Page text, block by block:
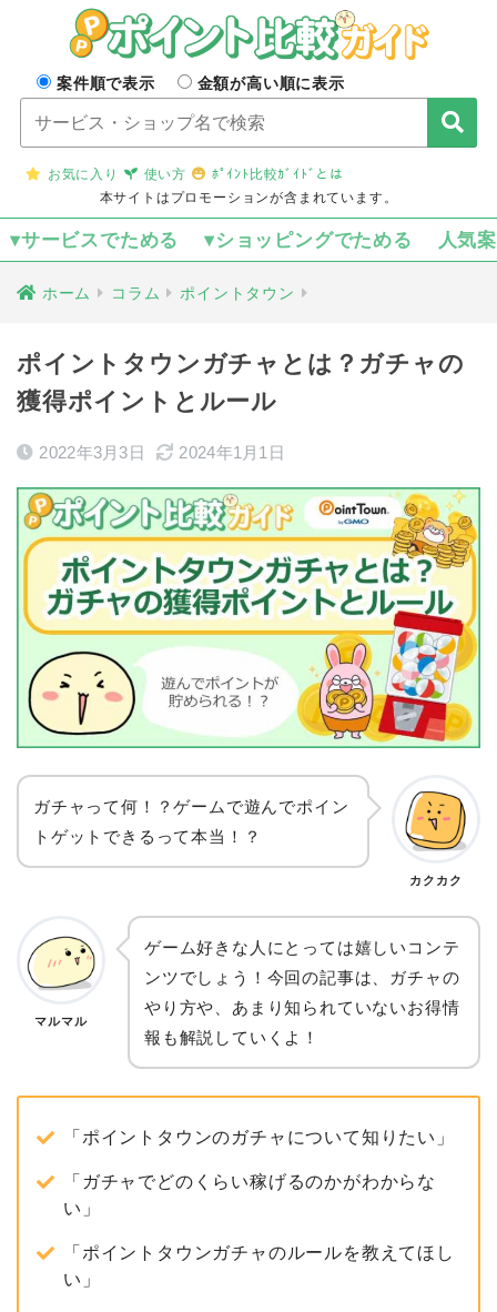
案件順で表示 金額が高い順に表示
お気に入り 使い方
ﾎﾟｲﾝﾄ比較ｶﾞｲﾄﾞとは
本サイトはプロモーションが含まれています。
▾サービスでためる ▾ショッピングでためる 人気
ホーム コラム ポイントタウン
ポイントタウンガチャとは？ガチャの
獲得ポイントとルール
2022年3月3日 2024年1月1日
ガチャって何！？ゲームで遊んでポイン
トゲットできるって本当！？
カクカク
マルマル
ゲーム好きな人にとっては嬉しいコンテ
ンツでしょう！今回の記事は、ガチャの
やり方や、あまり知られていないお得情
報も解説していくよ！
「ポイントタウンのガチャについて知りたい」
「ガチャでどのくらい稼げるのかがわからな
い」
「ポイントタウンガチャのルールを教えてほし
い」